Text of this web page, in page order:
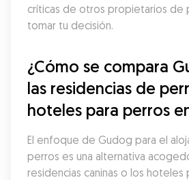
críticas de otros propietarios de
tomar tu decisión.
¿Cómo se compara
las residencias de
hoteles para perros
El enfoque de Gudog para el
perros es una alternativa
residencias caninas o los hoteles